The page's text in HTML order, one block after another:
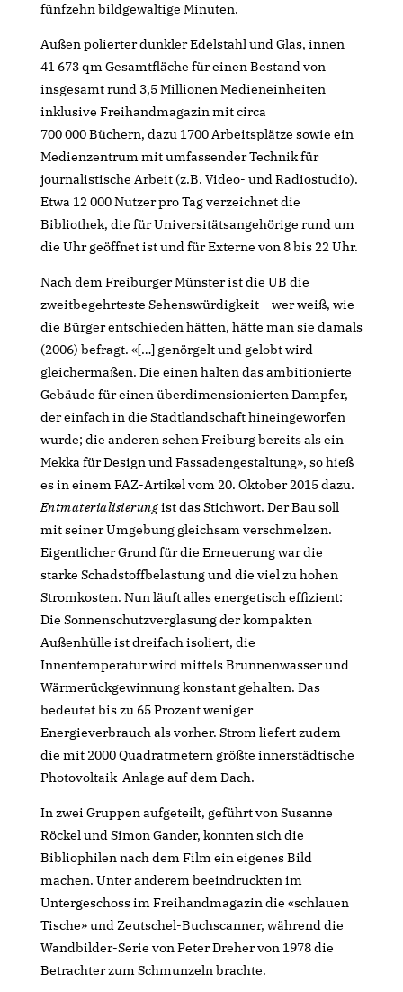
fünfzehn bildgewaltige Minuten.
Außen polierter dunkler Edelstahl und Glas, innen
41 673 qm Gesamtfläche für einen Bestand von
insgesamt rund 3,5 Millionen Medieneinheiten
inklusive Freihandmagazin mit circa
700 000 Büchern, dazu 1700 Arbeitsplätze sowie ein
Medienzentrum mit umfassender Technik für
journalistische Arbeit (z.B. Video- und Radiostudio).
Etwa 12 000 Nutzer pro Tag verzeichnet die
Bibliothek, die für Universitätsangehörige rund um
die Uhr geöffnet ist und für Externe von 8 bis 22 Uhr.
Nach dem Freiburger Münster ist die UB die
zweitbegehrteste Sehenswürdigkeit – wer weiß, wie
die Bürger entschieden hätten, hätte man sie damals
(2006) befragt. «[…] genörgelt und gelobt wird
gleichermaßen. Die einen halten das ambitionierte
Gebäude für einen überdimensionierten Dampfer,
der einfach in die Stadtlandschaft hineingeworfen
wurde; die anderen sehen Freiburg bereits als ein
Mekka für Design und Fassadengestaltung», so hieß
es in einem FAZ-Artikel vom 20. Oktober 2015 dazu.
Entmaterialisierungist das Stichwort. Der Bau soll
mit seiner Umgebung gleichsam verschmelzen.
Eigentlicher Grund für die Erneuerung war die
starke Schadstoffbelastung und die viel zu hohen
Stromkosten. Nun läuft alles energetisch effizient:
Die Sonnenschutzverglasung der kompakten
Außenhülle ist dreifach isoliert, die
Innentemperatur wird mittels Brunnenwasser und
Wärmerückgewinnung konstant gehalten. Das
bedeutet bis zu 65 Prozent weniger
Energieverbrauch als vorher. Strom liefert zudem
die mit 2000 Quadratmetern größte innerstädtische
Photovoltaik-Anlage auf dem Dach.
In zwei Gruppen aufgeteilt, geführt von Susanne
Röckel und Simon Gander, konnten sich die
Bibliophilen nach dem Film ein eigenes Bild
machen. Unter anderem beeindruckten im
Untergeschoss im Freihandmagazin die «schlauen
Tische» und Zeutschel-Buchscanner, während die
Wandbilder-Serie von Peter Dreher von 1978 die
Betrachter zum Schmunzeln brachte.